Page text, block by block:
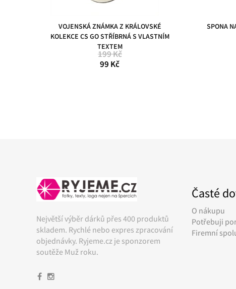
VOJENSKÁ ZNÁMKA Z KRÁLOVSKÉ
KOLEKCE CS GO STŘÍBRNÁ S VLASTNÍM
TEXTEM
199 Kč
99 Kč
SPONA
Největší výběr dárků přes 400 produktů
skladem. Rychlé nebo expres zpracování
objednávky. Ryjeme.cz je sponzorem
soutěže Muž roku.
Časté
O nákupu
Potřebuji
Firemní